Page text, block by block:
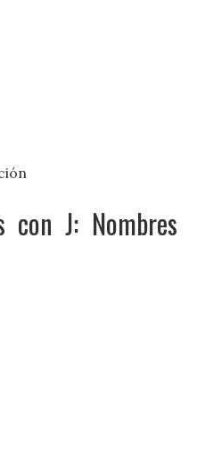
con J: Nombres